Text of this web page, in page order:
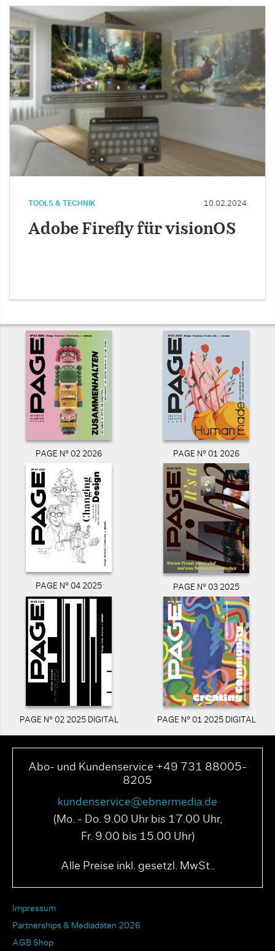
TOOLS & TECHNIK 10.02.2024
Adobe Firefly für visionOS
PAGE N° 02 2026 PAGE N° 01 2026
PAGE N° 04 2025 PAGE N° 03 2025
PAGE N° 02 2025 DIGITAL PAGE N° 01 2025 DIGITAL
Abo- und Kundenservice +49 731 88005-
8205
kundenservice@ebnermedia.de
(Mo. - Do. 9.00 Uhr bis 17.00 Uhr,
Fr. 9.00 bis 15.00 Uhr)
Alle Preise inkl. gesetzl. MwSt..
Impressum
Partnerships & Mediadaten 2026
AGB Shop